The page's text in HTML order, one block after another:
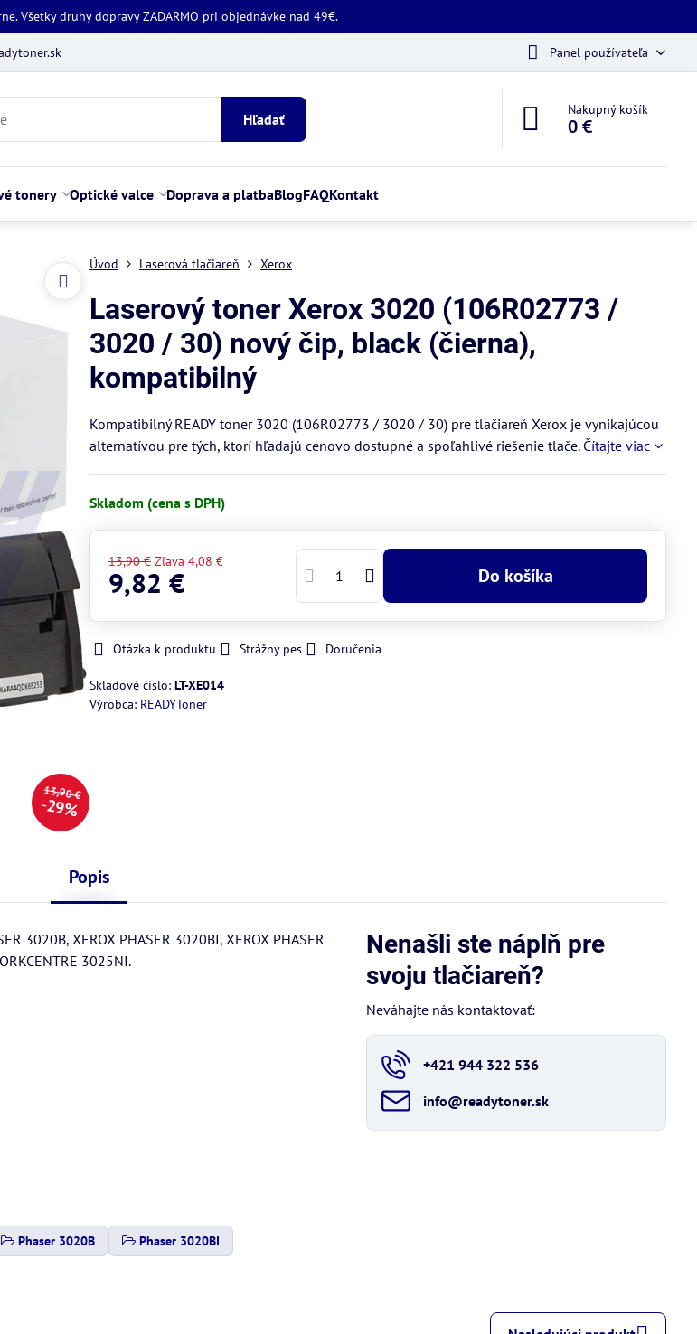
Všetky druhy dopravy ZADARMO pri objednávke nad 49€.
Panel používateľa
Hľadať
Nákupný košík
0 €
tonery Optické valce Doprava a platbaBlogFAQKontakt
13,90 €
29%
Úvod Laserová tlačiareň Xerox
Laserový toner Xerox 3020 (106R02773 /
3020 / 30) nový čip, black (čierna),
kompatibilný
Kompatibilný READY toner 3020 (106R02773 / 3020 / 30) pre tlačiareň Xerox je vynikajúcou
alternatívou pre tých, ktorí hľadajú cenovo dostupné a spoľahlivé riešenie tlače. Čítajte viac
Skladom (cena s DPH)
13,90 € Zľava 4,08 €
9,82 € Do košíka
Otázka k produktu Strážny pes Doručenia
Skladové číslo: LT-XE014
Výrobca: READYToner
Popis
3020B, XEROX PHASER 3020BI, XEROX PHASER
3025NI.
Phaser 3020B
Phaser 3020BI
Nenašli ste náplň pre
svoju tlačiareň?
Neváhajte nás kontaktovať:
+421 944 322 536
info​@readytoner​.sk